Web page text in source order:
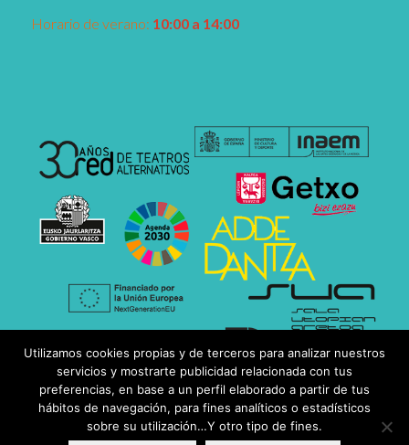
Horario de verano: 10:00 a 14:00
Utilizamos cookies propias y de terceros para analizar nuestros
servicios y mostrarte publicidad relacionada con tus
preferencias, en base a un perfil elaborado a partir de tus
hábitos de navegación, para fines analíticos o estadísticos
sobre su utilización…Y otro tipo de fines.